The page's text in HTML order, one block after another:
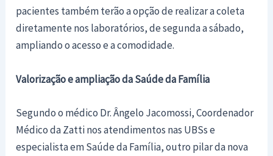
pacientes também terão a opção de realizar a coleta
diretamente nos laboratórios, de segunda a sábado,
ampliando o acesso e a comodidade.
Valorização e ampliação da Saúde da Família
Segundo o médico Dr. Ângelo Jacomossi, Coordenador
Médico da Zatti nos atendimentos nas UBSs e
especialista em Saúde da Família, outro pilar da nova